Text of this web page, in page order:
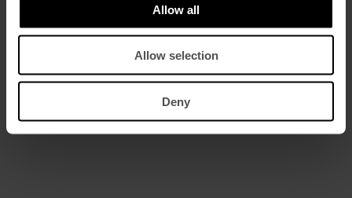
Allow all
Allow selection
Deny
Camicia regular in gabardina leggera